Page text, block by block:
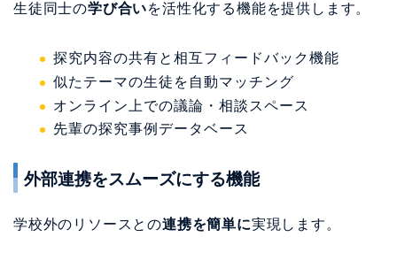
生徒同士の学び合いを活性化する機能を提供します。
探究内容の共有と相互フィードバック機能
似たテーマの生徒を自動マッチング
オンライン上での議論・相談スペース
先輩の探究事例データベース
外部連携をスムーズにする機能
学校外のリソースとの連携を簡単に実現します。